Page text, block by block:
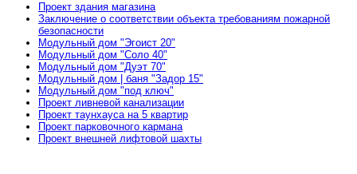
Проект здания магазина
Заключение о соответствии объекта требованиям пожарной
безопасности
Модульный дом "Эгоист 20"
Модульный дом "Соло 40"
Модульный дом "Дуэт 70"
Модульный дом | баня "Задор 15"
Модульный дом "под ключ"
Проект ливневой канализации
Проект таунхауса на 5 квартир
Проект парковочного кармана
Проект внешней лифтовой шахты